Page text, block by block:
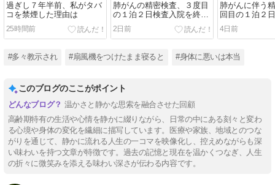
過ぎし７年半前、私がタバ
コを禁煙した理由は
25時間前
肺がんの精密検査、３度目
の１泊２日検査入院を終え
て・・。
2日前
肺がんに伴う
回目の１泊２
4日前
#多々教示され #扇風機をつけたまま寝ると #身体に悪いは本当
このブログのここがポイント
温かさと静かな思索を融合させた回顧
高齢期特有の生活や心情を静かに綴りながら、日常の中にある刻々と変わ
る心境や身体の変化を繊細に描写しています。医療や家族、地域とのつな
がりを通じて、静かに流れる人生の一コマを映像化し、控えめながらも深
い味わいを持つ文章が特徴です。過去の記憶と現在を温かくつなぎ、人生
の折々に微笑みを添える味わい深さが伝わる内容です。